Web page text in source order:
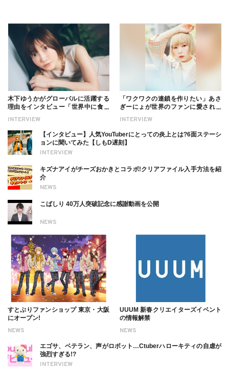
INTERVIEW
木下ゆうかがグローバルに活躍する
理由をインタビュー「世界中に食べ
ついても
INTERVIEW
「ワクワクの連鎖を作りたい」あさ
ぎーにょが世界のファンに愛される
INTERVIEW
【インタビュー】人気YouTuberにとっての炎上とは?6面ステーシ
ョンに聞いてみた【しもD遅刻】
NEWS
キズナアイがチーズおかきとコラボ!クリアファイル入手方法を紹
介
NEWS
こばしり 40万人突破記念に感謝動画を公開
NEWS
すとぷりファンショップ 東京・大阪
にオープン!
NEWS
UUUM 新春クリエイターズイベント
の情報解禁
INTERVIEW
エゴサ、ベテラン、声がロボット…Ctuberハローキティの自虐が
強烈すぎる!?